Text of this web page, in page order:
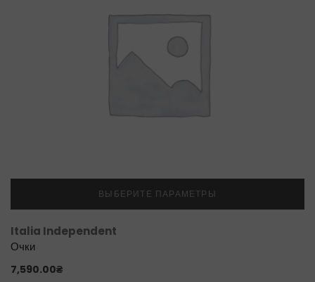
ВЫБЕРИТЕ ПАРАМЕТРЫ
Italia Independent
Очки
7,590.00₴